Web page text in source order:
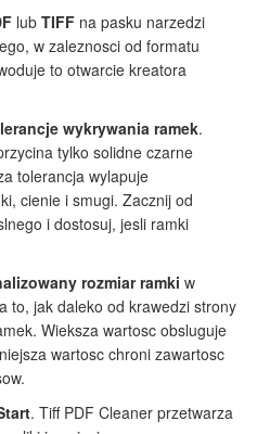
lub TIFF na pasku narzedzi
w zaleznosci od formatu
to otwarcie kreatora
wykrywania ramek.
tylko solidne czarne
tolerancja wylapuje
cienie i smugi. Zacznij od
i dostosuj, jesli ramki
rozmiar ramki w
to, jak daleko od krawedzi strony
Wieksza wartosc obsluguje
wartosc chroni zawartosc
. Tiff PDF Cleaner przetwarza